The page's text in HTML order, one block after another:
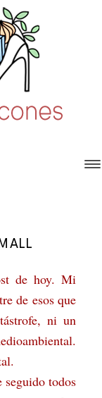
de hoy. Mi
de esos que
ni un
seguido todos